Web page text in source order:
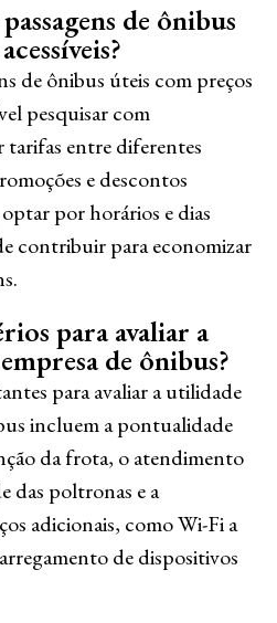
de ônibus
de ônibus úteis com preços
pesquisar com
tarifas entre diferentes
e descontos
por horários e dias
contribuir para economizar
para avaliar a
de ônibus?
para avaliar a utilidade
incluem a pontualidade
da frota, o atendimento
das poltronas e a
adicionais, como Wi-Fi a
de dispositivos